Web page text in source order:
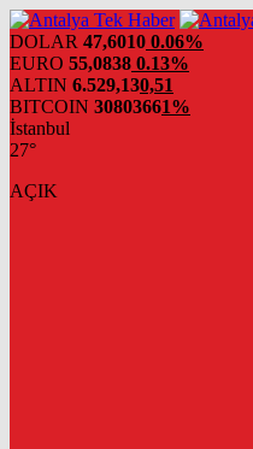
DOLAR 47,6010 0.06%
EURO 55,0838 0.13%
ALTIN 6.529,130,51
BITCOIN 30803661%
İstanbul
27°
AÇIK